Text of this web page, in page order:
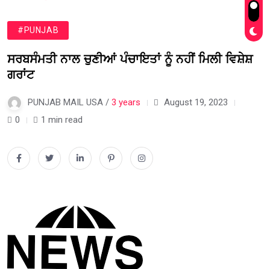
#PUNJAB
ਸਰਬਸੰਮਤੀ ਨਾਲ ਚੁਣੀਆਂ ਪੰਚਾਇਤਾਂ ਨੂੰ ਨਹੀਂ ਮਿਲੀ ਵਿਸ਼ੇਸ਼
ਗਰਾਂਟ
PUNJAB MAIL USA / 3 years
August 19, 2023
0
1 min read